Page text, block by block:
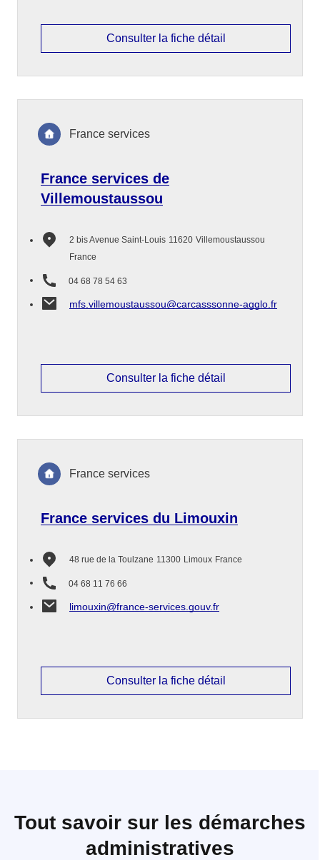
Consulter la fiche détail
France services de
Villemoustaussou
2 bis Avenue Saint-Louis 11620 Villemoustaussou
France
04 68 78 54 63
mfs.villemoustaussou@carcasssonne-agglo.fr
France services
Consulter la fiche détail
France services du Limouxin
48 rue de la Toulzane 11300 Limoux France
04 68 11 76 66
limouxin@france-services.gouv.fr
France services
Consulter la fiche détail
Tout savoir sur les démarches
administratives